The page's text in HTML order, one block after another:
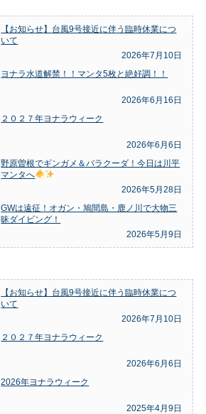
【お知らせ】台風9号接近に伴う臨時休業につ
いて
2026年7月10日
ヨナラ水道解禁！！マンタ5枚と絶好調！！
2026年6月16日
２０２７年ヨナラウィーク
2026年6月6日
野原曽根でギンガメ＆バラクーダ！今日は川平
マンタへ
2026年5月28日
GWは遠征！オガン・鳩間島・鹿ノ川で大物三
昧ダイビング！
2026年5月9日
【お知らせ】台風9号接近に伴う臨時休業につ
いて
2026年7月10日
２０２７年ヨナラウィーク
2026年6月6日
2026年ヨナラウィーク
2025年4月9日